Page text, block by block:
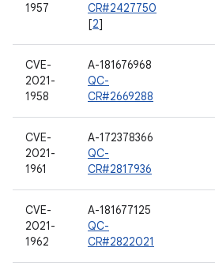
1957
CR#2427750
[2]
CVE-
2021-
1958
A-181676968
QC-
CR#2669288
CVE-
2021-
1961
A-172378366
QC-
CR#2817936
CVE-
2021-
1962
A-181677125
QC-
CR#2822021